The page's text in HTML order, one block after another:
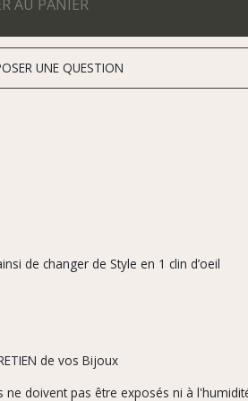
AU PANIER
UNE QUESTION
de changer de Style en 1 clin d’oeil
de vos Bijoux
doivent pas être exposés ni à